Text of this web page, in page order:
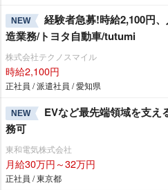
NEW
経験者急募!時給2,100円
造業務/トヨタ自動車/tutumi
株式会社テクノスマイル
時給2,100円
正社員 / 派遣社員 / 愛知県
NEW
EVなど最先端領域を支え
務可
東和電気株式会社
月給30万円～32万円
正社員 / 東京都